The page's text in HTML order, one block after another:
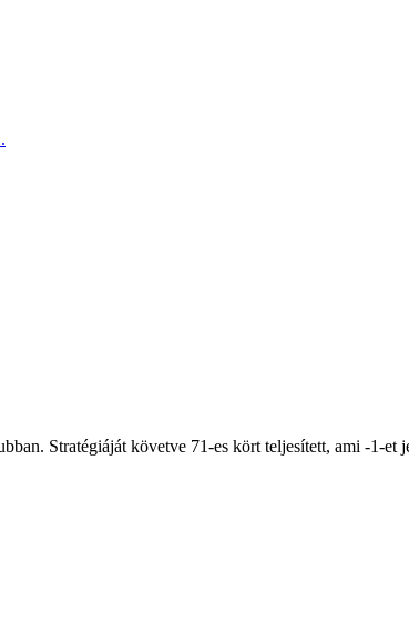
Stratégiáját követve 71-es kört teljesített, ami -1-